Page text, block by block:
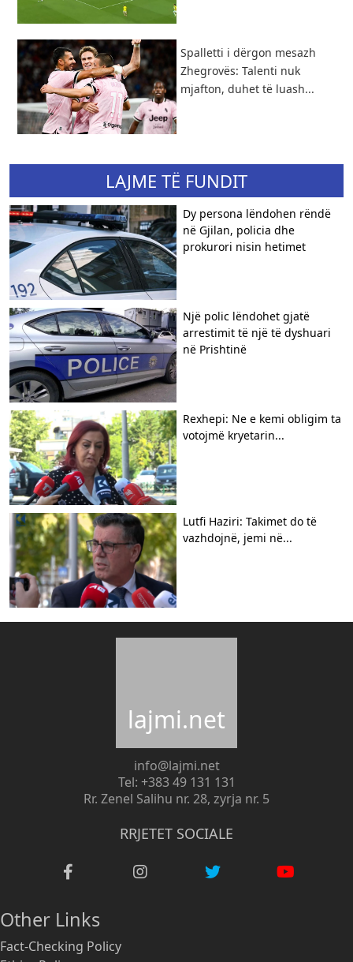
Spalletti i dërgon mesazh
Zhegrovës: Talenti nuk
mjafton, duhet të luash...
LAJME TË FUNDIT
Dy persona lëndohen rëndë
në Gjilan, policia dhe
prokurori nisin hetimet
Një polic lëndohet gjatë
arrestimit të një të dyshuari
në Prishtinë
Rexhepi: Ne e kemi obligim ta
votojmë kryetarin...
Lutfi Haziri: Takimet do të
vazhdojnë, jemi në...
lajmi.net
info@lajmi.net
Tel: +383 49 131 131
Rr. Zenel Salihu nr. 28, zyrja nr. 5
RRJETET SOCIALE
Other Links
Fact-Checking Policy